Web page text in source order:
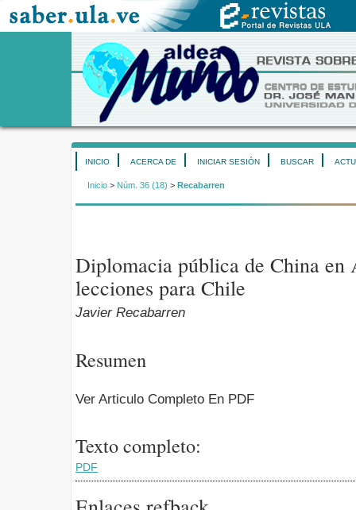
INICIO ACERCA DE INICIAR SESIÓN BUSCAR
Inicio > Núm. 36 (18) > Recabarren
Diplomacia pública de China
lecciones para Chile
Javier Recabarren
Resumen
Ver Articulo Completo En PDF
Texto completo:
PDF